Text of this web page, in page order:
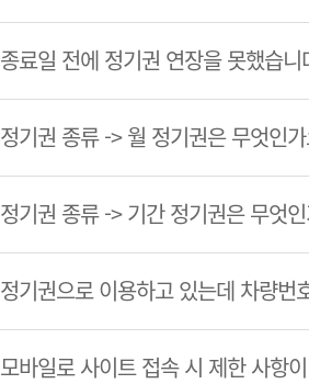
종료일 전에 정기권 연장을 못했습니
정기권 종류 -> 월 정기권은 무엇인
정기권 종류 -> 기간 정기권은 무엇
정기권으로 이용하고 있는데 차량번
모바일로 사이트 접속 시 제한 사항